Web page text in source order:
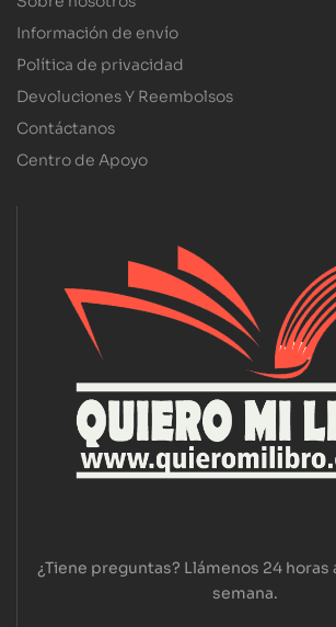
Información de envío
Política de privacidad
Devoluciones Y Reembolsos
Contáctanos
Centro de Apoyo
¿Tiene preguntas? Llámenos 24 horas
semana.